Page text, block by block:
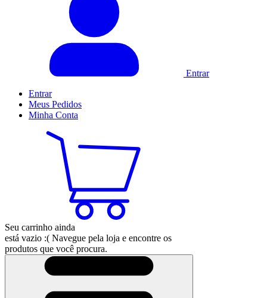
Entrar
Entrar
Meus Pedidos
Minha Conta
Seu carrinho ainda
está vazio :( Navegue pela loja e encontre os
produtos que você procura.